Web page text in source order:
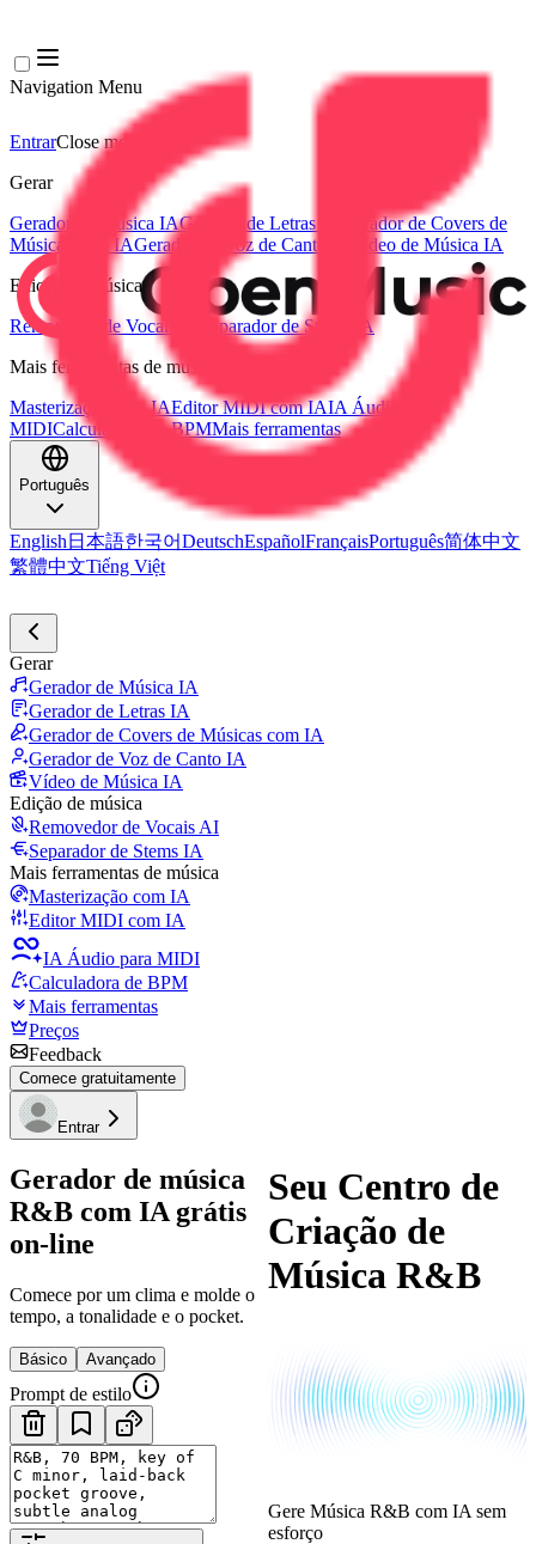
Navigation Menu
EntrarClose menu
Gerar
Gerador de Música IAGerador de Letras IA
Gerador de Covers de
Músicas com IAGerador de Voz de Canto IA
Vídeo de Música IA
Edição de música
Removedor de Vocais AI
Separador de Stems IA
Mais ferramentas de música
Masterização com IAEditor MIDI com IAIA Áudio para
MIDICalculadora de BPMMais ferramentas
Português
English 日本語한국어DeutschEspañolFrançaisPortuguês简体中文
繁體中文Tiếng Việt
Gerar
Gerador de Música IA
Gerador de Letras IA
Gerador de Covers de Músicas com IA
Gerador de Voz de Canto IA
Vídeo de Música IA
Edição de música
Removedor de Vocais AI
Separador de Stems IA
Mais ferramentas de música
Masterização com IA
Editor MIDI com IA
IA Áudio para MIDI
Calculadora de BPM
Mais ferramentas
Preços
Feedback
Comece gratuitamente
Entrar
Gerador de música
R&B com IA grátis
on-line
Comece por um clima e molde o
tempo, a tonalidade e o pocket.
Básico Avançado
Prompt de estilo
Seu Centro de
Criação de
Música R&B
Gere Música R&B com IA sem
esforço